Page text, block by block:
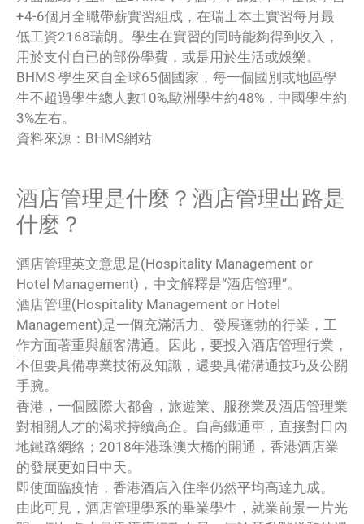
+4-6個月全職帶薪實習組成，在瑞士本土實習每月最
低工資2168瑞朗。學生在實習的同時能夠得到收入，
用於支付自已的部份學費，或是用於生活或娛樂。
BHMS 學生來自全球65個國家，每一個國別或地區學
生不超過學生總人數10%,歐洲學生約48%，中國學生約
3%左右。
資料來源：BHMS網站
酒店管理是什麼？酒店管理出路是
什麼？
酒店管理英文意思是(Hospitality Management or
Hotel Management)，中文解釋是“酒店管理”。
酒店管理(Hospitality Management or Hotel
Management)是一個充滿活力、發展蓬勃的行業，工
作方面著重與顧客溝通。因此，要投入酒店管理行業，
不但要具備專業技術及知識，還要具備溝通技巧及公關
手腕。
香港，一個國際大都會，旅遊業、服務業及酒店管理業
對相關人才的渴求持續高企。自高鐵通車，直接對口內
地鐵路網絡；2018年港珠澳大橋的開通，香港酒店業
的發展更如日中天。
即使面臨疫情，香港酒店入住率仍然平均高達九成。
由此可見，酒店管理學系的畢業學生，就業前景一片光